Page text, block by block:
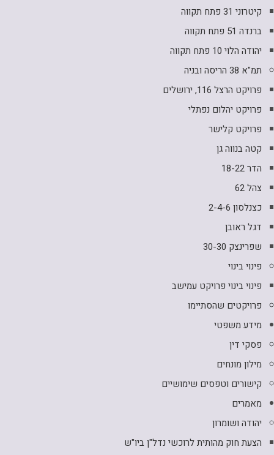
קיטרוני 31 פתח תקווה
ברנדה 51 פתח תקווה
יהודה הלוי 10 פתח תקווה
תמ"א 38 הריסה ובניה
פרויקט הרצל 116, ירושלים
פרויקט יהלום נפתלי
פרויקט קלישר
קטה בנווה גן
הדר 18-22
צהל 62
כצנלסון 2-4-6
דגל ראובן
שפרינצק 30-30
פינוי בינוי
פינוי בינוי פרויקט עמישב
פרויקטים שהסתיימו
מידע משפטי
פסקי דין
מילון מונחים
קישורים וטפסים שימושיים
מאמרים
יהודה ושומרון
הצעת חוק מהותית לרוכשי נדל"ן ביו"ש